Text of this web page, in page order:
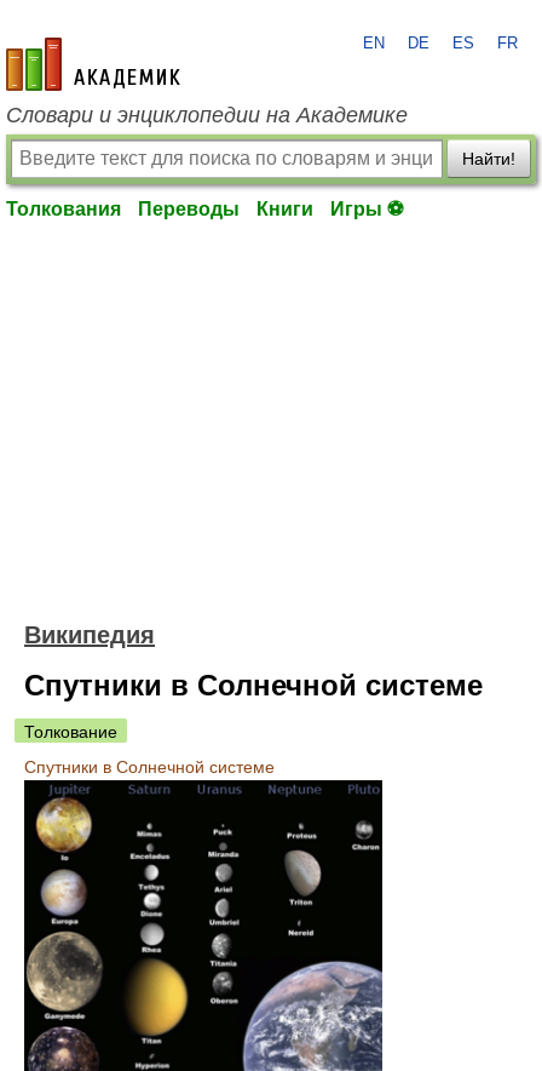
academic.ru
EN DE ES FR
Словари и энциклопедии на Академике
Найти!
Толкования Переводы Книги Игры ⚽
Википедия
Спутники в Солнечной системе
Толкование
Спутники в Солнечной системе